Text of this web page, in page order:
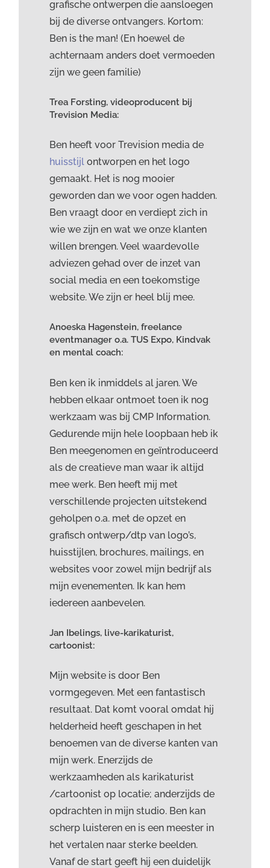
grafische ontwerpen die aansloegen
bij de diverse ontvangers. Kortom:
Ben is the man! (En hoewel de
achternaam anders doet vermoeden
zijn we geen familie)
Trea Forsting, videoproducent bij
Trevision Media:
Ben heeft voor Trevision media de
huisstijl ontworpen en het logo
gemaakt. Het is nog mooier
geworden dan we voor ogen hadden.
Ben vraagt door en verdiept zich in
wie we zijn en wat we onze klanten
willen brengen. Veel waardevolle
adviezen gehad over de inzet van
social media en een toekomstige
website. We zijn er heel blij mee.
Anoeska Hagenstein, freelance
eventmanager o.a. TUS Expo, Kindvak
en mental coach:
Ben ken ik inmiddels al jaren. We
hebben elkaar ontmoet toen ik nog
werkzaam was bij CMP Information.
Gedurende mijn hele loopbaan heb ik
Ben meegenomen en geïntroduceerd
als de creatieve man waar ik altijd
mee werk. Ben heeft mij met
verschillende projecten uitstekend
geholpen o.a. met de opzet en
grafisch ontwerp/dtp van logo’s,
huisstijlen, brochures, mailings, en
websites voor zowel mijn bedrijf als
mijn evenementen. Ik kan hem
iedereen aanbevelen.
Jan Ibelings, live-karikaturist,
cartoonist:
Mijn website is door Ben
vormgegeven. Met een fantastisch
resultaat. Dat komt vooral omdat hij
helderheid heeft geschapen in het
benoemen van de diverse kanten van
mijn werk. Enerzijds de
werkzaamheden als karikaturist
/cartoonist op locatie; anderzijds de
opdrachten in mijn studio. Ben kan
scherp luisteren en is een meester in
het vertalen naar sterke beelden.
Vanaf de start geeft hij een duidelijk